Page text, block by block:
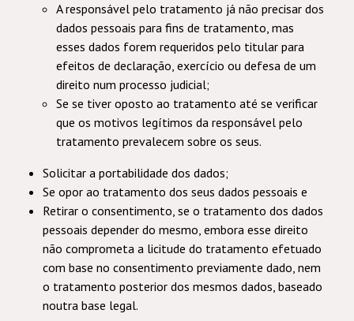
A responsável pelo tratamento já não precisar dos
dados pessoais para fins de tratamento, mas
esses dados forem requeridos pelo titular para
efeitos de declaração, exercício ou defesa de um
direito num processo judicial;
Se se tiver oposto ao tratamento até se verificar
que os motivos legítimos da responsável pelo
tratamento prevalecem sobre os seus.
Solicitar a portabilidade dos dados;
Se opor ao tratamento dos seus dados pessoais e
Retirar o consentimento, se o tratamento dos dados
pessoais depender do mesmo, embora esse direito
não comprometa a licitude do tratamento efetuado
com base no consentimento previamente dado, nem
o tratamento posterior dos mesmos dados, baseado
noutra base legal.